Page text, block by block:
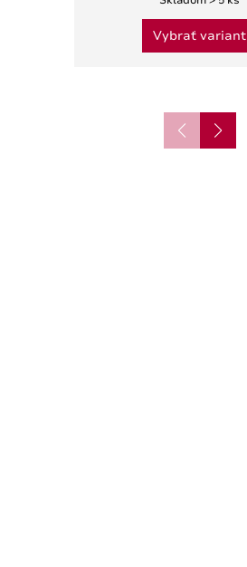
Vybrať variant